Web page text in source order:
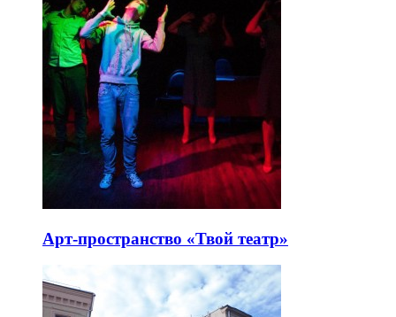
Арт-пространство «Твой театр»